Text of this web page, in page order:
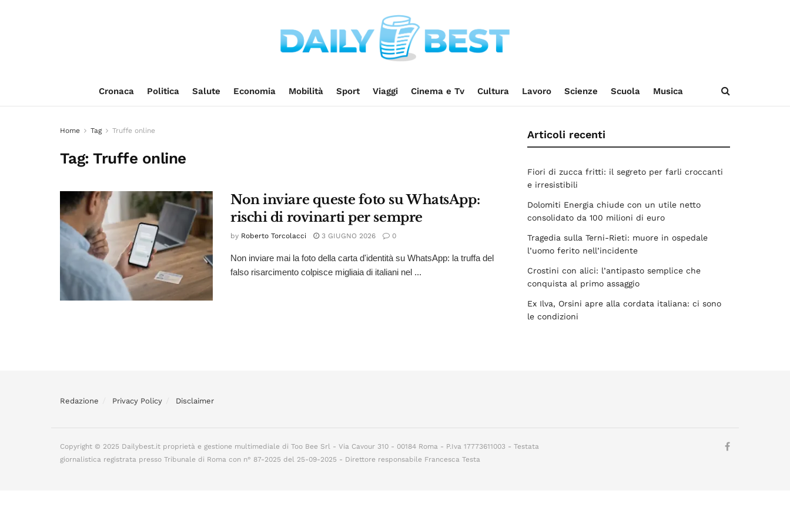
Cronaca Politica Salute Economia Mobilità Sport Viaggi Cinema e Tv Cultura Lavoro Scienze Scuola Musica
Home Tag Truffe online
Tag:Truffe online
Non inviare queste foto su WhatsApp:
rischi di rovinarti per sempre
by Roberto Torcolacci 3 GIUGNO 2026 0
Non inviare mai la foto della carta d'identità su WhatsApp: la truffa del
falso risarcimento colpisce migliaia di italiani nel ...
Articoli recenti
Fiori di zucca fritti: il segreto per farli croccanti
e irresistibili
Dolomiti Energia chiude con un utile netto
consolidato da 100 milioni di euro
Tragedia sulla Terni-Rieti: muore in ospedale
l’uomo ferito nell’incidente
Crostini con alici: l’antipasto semplice che
conquista al primo assaggio
Ex Ilva, Orsini apre alla cordata italiana: ci sono
le condizioni
Redazione Privacy Policy Disclaimer
Copyright © 2025 Dailybest.it proprietà e gestione multimediale di Too Bee Srl - Via Cavour 310 - 00184 Roma - P.Iva 17773611003 - Testata
giornalistica registrata presso Tribunale di Roma con n° 87-2025 del 25-09-2025 - Direttore responsabile Francesca Testa